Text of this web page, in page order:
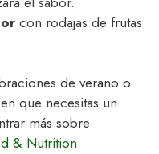
con rodajas de frutas
de verano o
que necesitas un
más sobre
& Nutrition.